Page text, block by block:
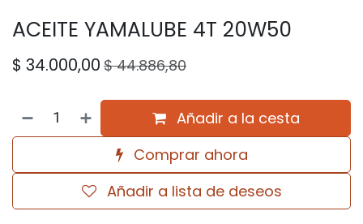
ACEITE YAMALUBE 4T 20W50
$ 34.000,00 $44.886,80
Añadir a la cesta
Comprar ahora
Añadir a lista de deseos